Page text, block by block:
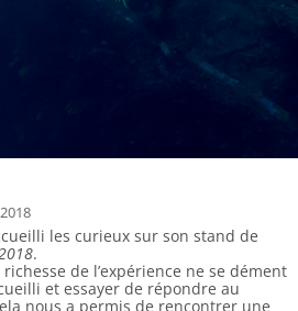
les curieux sur son stand de
.
de l’expérience ne se dément
et essayer de répondre au
nous a permis de rencontrer une